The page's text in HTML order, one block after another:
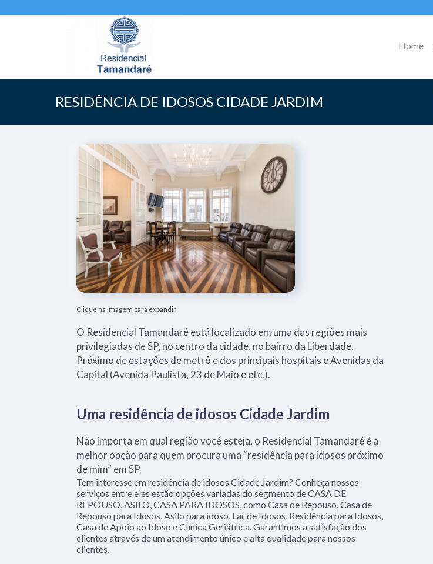
Home
RESIDÊNCIA DE IDOSOS CIDADE JARDIM
Clique na imagem para expandir
O Residencial Tamandaré está localizado em uma das regiões mais
privilegiadas de SP, no centro da cidade, no bairro da Liberdade.
Próximo de estações de metrô e dos principais hospitais e Avenidas da
Capital (Avenida Paulista, 23 de Maio e etc.).
Uma residência de idosos Cidade Jardim
Não importa em qual região você esteja, o Residencial Tamandaré é a
melhor opção para quem procura uma “residência para idosos próximo
de mim” em SP.
Tem interesse em residência de idosos Cidade Jardim? Conheça nossos
serviços entre eles estão opções variadas do segmento de CASA DE
REPOUSO, ASILO, CASA PARA IDOSOS, como Casa de Repouso, Casa de
Repouso para Idosos, Asilo para idoso, Lar de Idosos, Residência para Idosos,
Casa de Apoio ao Idoso e Clínica Geriátrica. Garantimos a satisfação dos
clientes através de um atendimento único e alta qualidade para nossos
clientes.